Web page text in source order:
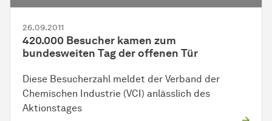
26.09.2011
420.000 Besucher kamen zum
bundesweiten Tag der offenen Tür
Diese Besucherzahl meldet der Verband der
Chemischen Industrie (VCI) anlässlich des
Aktionstages